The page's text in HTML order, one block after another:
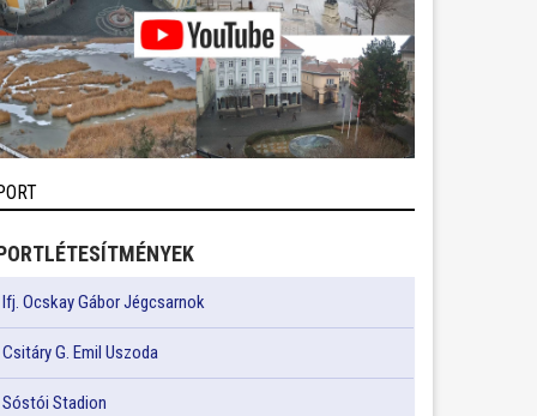
Ifj. Ocskay Gábor Jégcsarnok
Csitáry G. Emil Uszoda
Sóstói Stadion